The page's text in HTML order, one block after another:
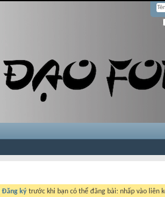
Đăng ký trước khi bạn có thể đăng bài: nhấp vào liên